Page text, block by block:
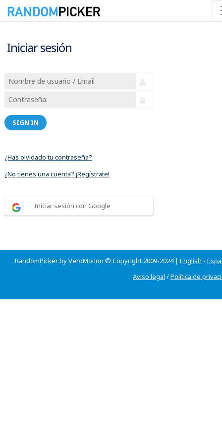
Iniciar sesión
SIGN IN
¿Has olvidado tu contraseña?
¿No tienes una cuenta? ¡Regístrate!
Iniciar sesión con Google
RandomPicker by VeroMotion © Copyright 2009-2024 | English -
Aviso legal /Política de